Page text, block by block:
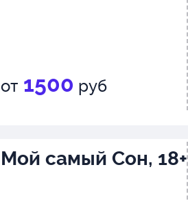
от 1500 руб
Мой самый Сон, 18+